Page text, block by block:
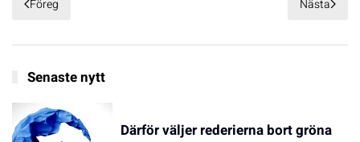
Föreg Nästa
Senaste nytt
Därför väljer rederierna bort gröna